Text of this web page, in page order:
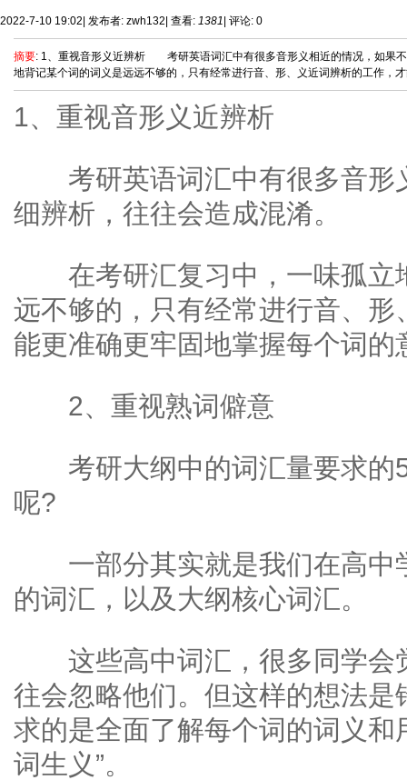
2022-7-10 19:02 发布者: zwh132 查看: 1381 评论: 0
摘要: 1、重视音形义近辨析 考研英语词汇中有很多音形义相近的情况，如
地背记某个词的词义是远远不够的，只有经常进行音、形、义近词辨析的工作，
1、重视音形义近辨析
考研英语词汇中有很多音形
细辨析，往往会造成混淆。
在考研汇复习中，一味孤立
远不够的，只有经常进行音、
能更准确更牢固地掌握每个词的
2、重视熟词僻意
考研大纲中的词汇量要求的
呢?
一部分其实就是我们在高中
的词汇，以及大纲核心词汇。
这些高中词汇，很多同学会
往会忽略他们。但这样的想法
求的是全面了解每个词的词义和
词生义”。